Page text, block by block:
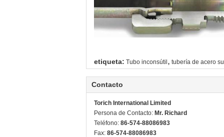
etiqueta: Tubo inconsútil , tubería de acero
Contacto
Torich International Limited
Persona de Contacto: Mr. Richard
Teléfono: 86-574-88086983
Fax: 86-574-88086983